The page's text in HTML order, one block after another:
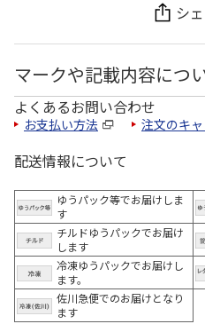
シ
マークや記載内容につ
よくあるお問い合わせ
お支払い方法 注文のキ
配送情報について
ゆうパック等でお届けしま
す
チルドゆうパックでお届け
します
冷凍ゆうパックでお届けし
ます。
佐川急便でのお届けとなり
ます